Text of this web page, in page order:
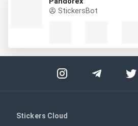
StickersBot
Stickers Cloud